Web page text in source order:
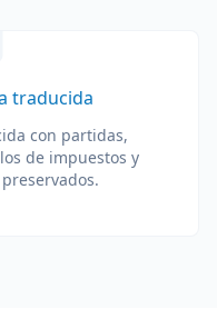
traducida
con partidas,
de impuestos y